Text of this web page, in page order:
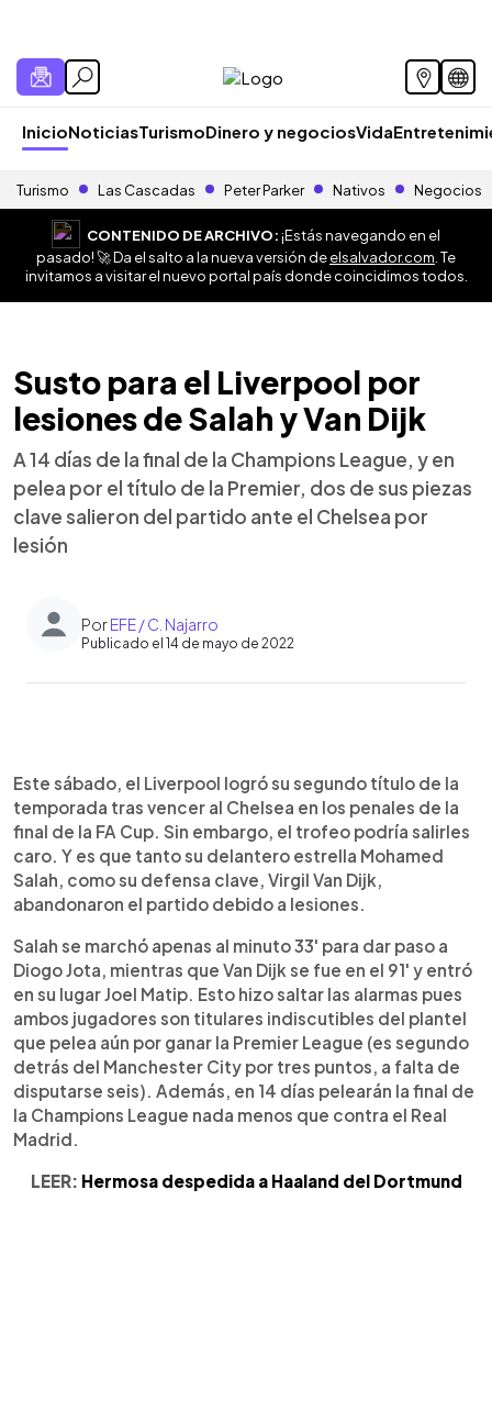
InicioNoticiasTurismoDinero y negociosVida
Turismo Las Cascadas Peter Parker Nativos Negocios
CONTENIDO DE ARCHIVO:¡Estás navegando en el
pasado! 🚀 Da el salto a la nueva versión deelsalvador.com . Te
invitamos a visitar el nuevo portal país donde coincidimos todos.
Susto para el Liverpool por
lesiones de Salah y Van Dijk
A 14 días de la final de la Champions League, y en
pelea por el título de la Premier, dos de sus piezas
clave salieron del partido ante el Chelsea por
lesión
PorEFE / C. Najarro
Publicado el 14 de mayo de 2022
► Escuchar artículo
Este sábado, el Liverpool logró su segundo título de la
temporada tras vencer al Chelsea en los penales de la
final de la FA Cup. Sin embargo, el trofeo podría salirles
caro. Y es que tanto su delantero estrella Mohamed
Salah, como su defensa clave, Virgil Van Dijk,
abandonaron el partido debido a lesiones.
Salah se marchó apenas al minuto 33' para dar paso a
Diogo Jota, mientras que Van Dijk se fue en el 91' y entró
en su lugar Joel Matip. Esto hizo saltar las alarmas pues
ambos jugadores son titulares indiscutibles del plantel
que pelea aún por ganar la Premier League (es segundo
detrás del Manchester City por tres puntos, a falta de
disputarse seis). Además, en 14 días pelearán la final de
la Champions League nada menos que contra el Real
Madrid.
LEER: Hermosa despedida a Haaland del Dortmund